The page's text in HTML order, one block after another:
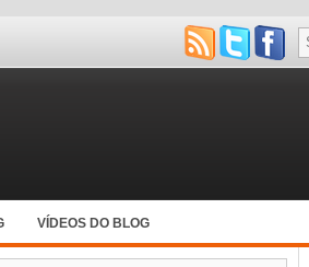
VÍDEOS DO BLOG